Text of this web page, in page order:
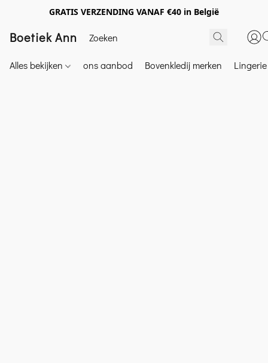
GRATIS VERZENDING VANAF €40 in België
Boetiek Ann
Alles bekijken ons aanbod Bovenkledij merken